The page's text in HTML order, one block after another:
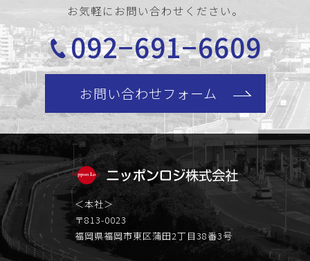
お気軽にお問い合わせください。
092−691−6609
お問い合わせフォーム
＜本社＞
〒813-0023
福岡県福岡市東区蒲田2丁目38番3号